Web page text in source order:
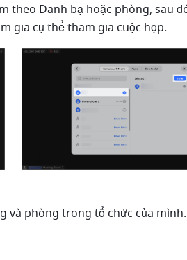
theo Danh bạ hoặc phòng, sau
gia cụ thể tham gia cuộc họp.
và phòng trong tổ chức của